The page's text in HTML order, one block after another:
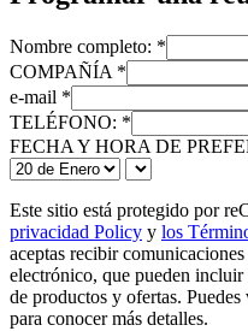
Nombre completo: *
COMPAÑÍA *
e-mail *
TELÉFONO: *
FECHA Y HORA DE
Este sitio está protegido por
privacidad Policy y los
aceptas recibir
electrónico, que pueden
de productos y ofertas. Puedes
para conocer más detalles.